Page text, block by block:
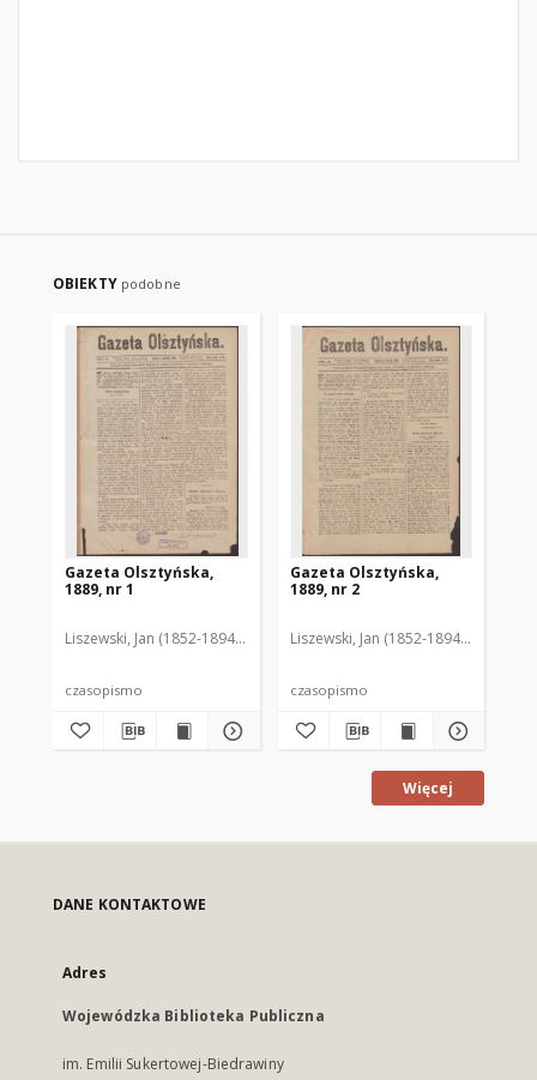
OBIEKTY podobne
Gazeta Olsztyńska,
1889, nr 1
Liszewski, Jan (1852-1894). Red.
czasopismo
Gazeta Olsztyńska,
1889, nr 2
Liszewski, Jan (1852-1894). Red.
czasopismo
Więcej
DANE KONTAKTOWE
Adres
Wojewódzka Biblioteka Publiczna
im. Emilii Sukertowej-Biedrawiny